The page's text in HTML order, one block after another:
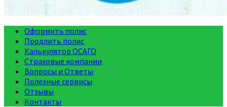
Оформить полис
Продлить полис
Калькулятор ОСАГО
Страховые компании
Вопросы и Ответы
Полезные сервисы
Отзывы
Контакты